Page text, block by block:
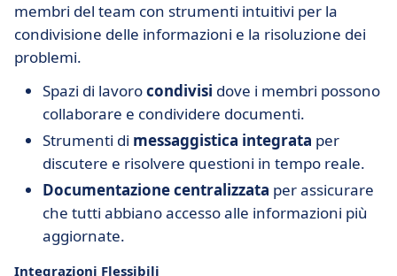
membri del team con strumenti intuitivi per la
condivisione delle informazioni e la risoluzione dei
problemi.
Spazi di lavorocondivisi dove i membri possono
collaborare e condividere documenti.
Strumenti di messaggistica integrata per
discutere e risolvere questioni in tempo reale.
Documentazione centralizzata per assicurare
che tutti abbiano accesso alle informazioni più
aggiornate.
Integrazioni Flessibili